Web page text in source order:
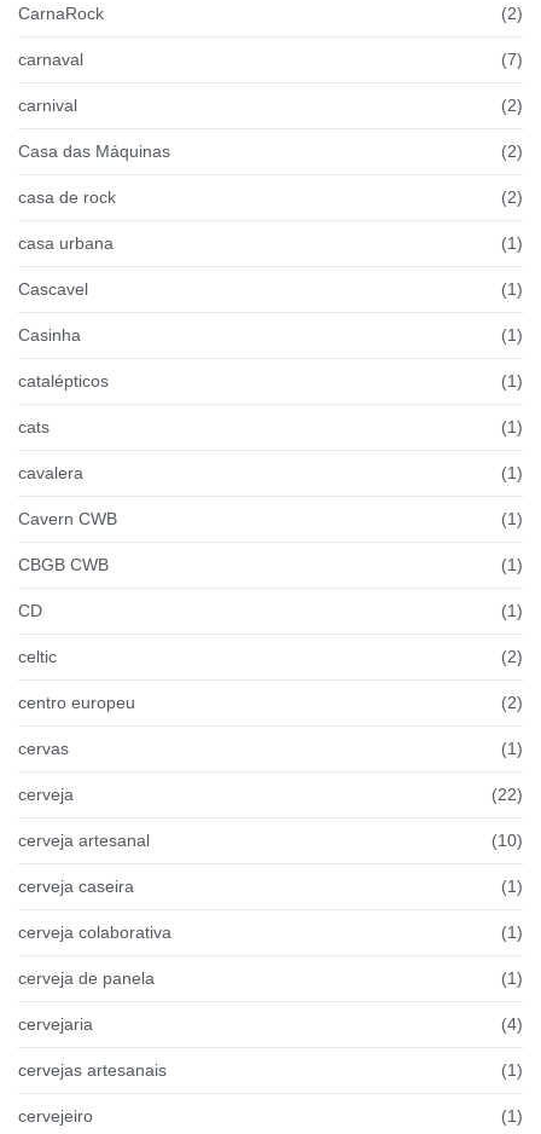
CarnaRock (2)
carnaval (7)
carnival (2)
Casa das Máquinas (2)
casa de rock (2)
casa urbana (1)
Cascavel (1)
Casinha (1)
catalépticos (1)
cats (1)
cavalera (1)
Cavern CWB (1)
CBGB CWB (1)
CD (1)
celtic (2)
centro europeu (2)
cervas (1)
cerveja (22)
cerveja artesanal (10)
cerveja caseira (1)
cerveja colaborativa (1)
cerveja de panela (1)
cervejaria (4)
cervejas artesanais (1)
cervejeiro (1)